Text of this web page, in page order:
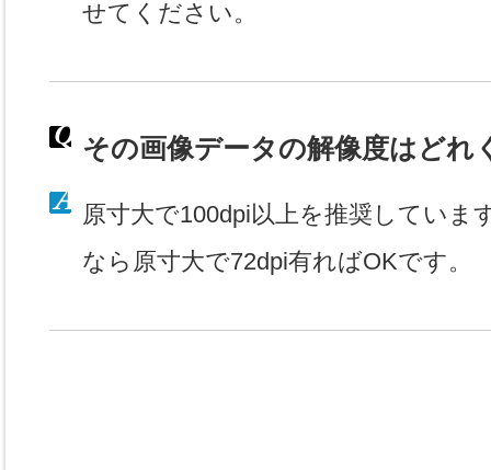
せてください。
その画像データの解像度はどれ
原寸大で100dpi以上を推奨していま
なら原寸大で72dpi有ればOKです。